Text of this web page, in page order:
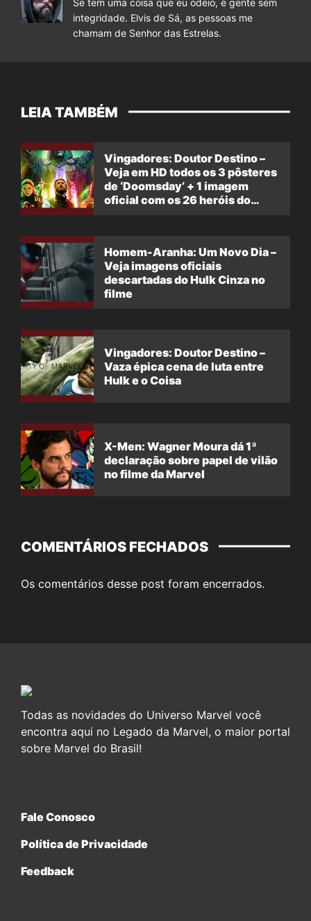
Se tem uma coisa que eu odeio, é gente sem
integridade. Elvis de Sá, as pessoas me
chamam de Senhor das Estrelas.
LEIA TAMBÉM
Vingadores: Doutor Destino –
Veja em HD todos os 3 pôsteres
de ‘Doomsday’ + 1 imagem
oficial com os 26 heróis do
Homem-Aranha: Um Novo Dia –
Veja imagens oficiais
descartadas do Hulk Cinza no
filme
Vingadores: Doutor Destino –
Vaza épica cena de luta entre
Hulk e o Coisa
X-Men: Wagner Moura dá 1ª
declaração sobre papel de vilão
no filme da Marvel
COMENTÁRIOS FECHADOS
Os comentários desse post foram encerrados.
Todas as novidades do Universo Marvel você
encontra aqui no Legado da Marvel, o maior portal
sobre Marvel do Brasil!
Fale Conosco
Política de Privacidade
Feedback